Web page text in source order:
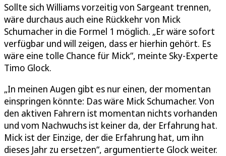
Sollte sich Williams vorzeitig von Sargeant trennen,
wäre durchaus auch eine Rückkehr von Mick
Schumacher in die Formel 1 möglich. „Er wäre sofort
verfügbar und will zeigen, dass er hierhin gehört. Es
wäre eine tolle Chance für Mick“, meinte Sky-Experte
Timo Glock.
„In meinen Augen gibt es nur einen, der momentan
einspringen könnte: Das wäre Mick Schumacher. Von
den aktiven Fahrern ist momentan nichts vorhanden
und vom Nachwuchs ist keiner da, der Erfahrung hat.
Mick ist der Einzige, der die Erfahrung hat, um ihn
dieses Jahr zu ersetzen“, argumentierte Glock weiter.